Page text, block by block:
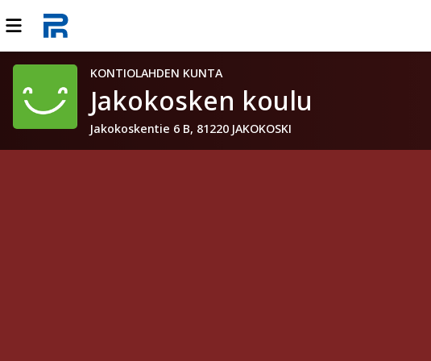
KONTIOLAHDEN KUNTA
Jakokosken koulu
Jakokoskentie 6 B, 81220 JAKOKOSKI